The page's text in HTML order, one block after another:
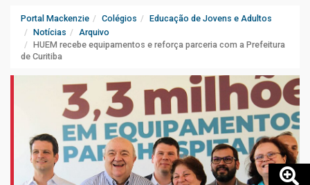
Portal Mackenzie Colégios
Educação de Jovens e Adultos
Notícias
Arquivo
HUEM recebe equipamentos e reforça parceria com a Prefeitura
de Curitiba